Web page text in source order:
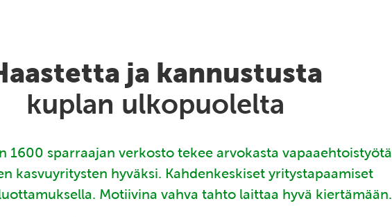
ja kannustusta
kuplan ulkopuolelta
1600 sparraajan verkosto tekee arvokasta vapaaehtoistyötä
kasvuyritysten hyväksi. Kahdenkeskiset yritystapaamiset
Motiivina vahva tahto laittaa hyvä kiertämään.